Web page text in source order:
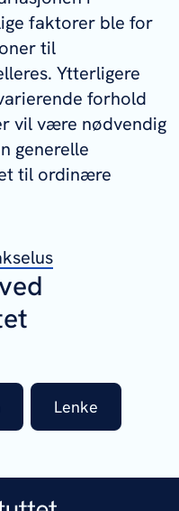
faktorer ble for
til
Ytterligere
forhold
vil være nødvendig
generelle
til ordinære
Lenke